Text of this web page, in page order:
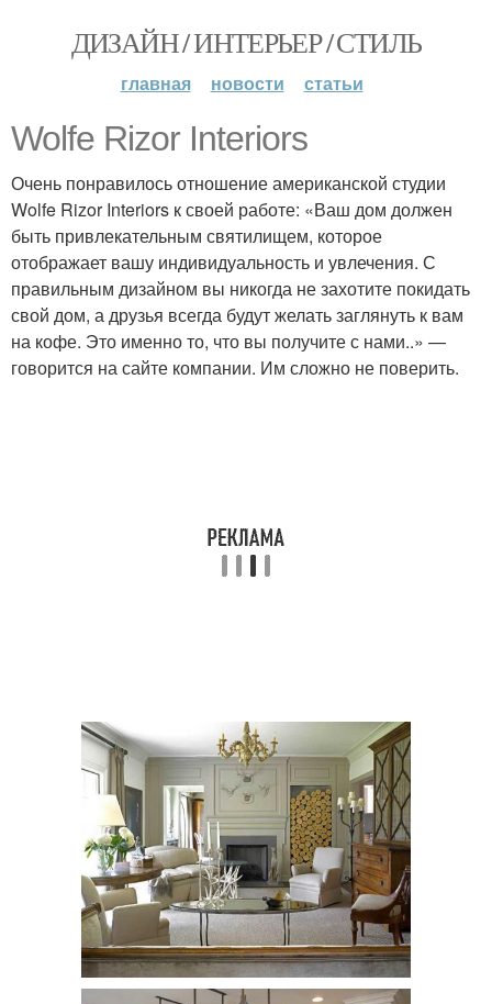
ДИЗАЙН / ИНТЕРЬЕР / СТИЛЬ
главная новости статьи
Wolfe Rizor Interiors
Очень понравилось отношение американской студии
Wolfe Rizor Interiors к своей работе: «Ваш дом должен
быть привлекательным святилищем, которое
отображает вашу индивидуальность и увлечения. С
правильным дизайном вы никогда не захотите покидать
свой дом, а друзья всегда будут желать заглянуть к вам
на кофе. Это именно то, что вы получите с нами..» —
говорится на сайте компании. Им сложно не поверить.